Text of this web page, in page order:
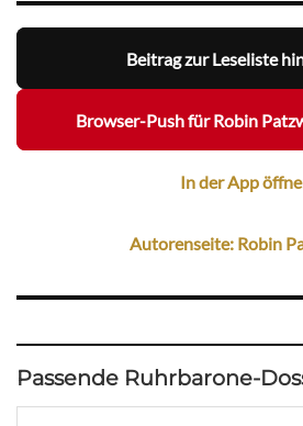
Beitrag zur Leseliste
Browser-Push für Robin
In der App
Autorenseite: Robin
Passende Ruhrbarone-